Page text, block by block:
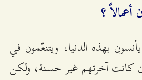
؟
بهذه الدنيا، ويتنعّمون في
كانت آخرتهم غير حسنة، ولكن